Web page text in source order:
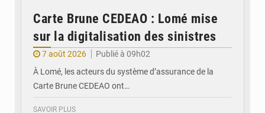
Carte Brune CEDEAO : Lomé mise
sur la digitalisation des sinistres
7 août 2026
Publié à 09h02
À Lomé, les acteurs du système d’assurance de la
Carte Brune CEDEAO ont…
SAVOIR PLUS